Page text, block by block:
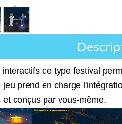
de type festival
jeu prend en charge
conçus par vous-même.